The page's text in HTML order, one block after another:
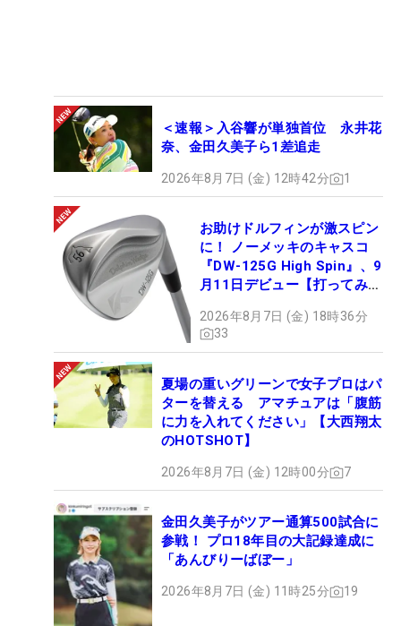
＜速報＞入谷響が単独首位 永井花
奈、金田久美子ら1差追走
2026年8月7日 (金) 12時42分 1
お助けドルフィンが激スピン
に！ ノーメッキのキャスコ
『DW-125G High Spin』、9
月11日デビュー【打ってみ
2026年8月7日 (金) 18時36分
33
夏場の重いグリーンで女子プロはパ
ターを替える アマチュアは「腹筋
に力を入れてください」【大西翔太
のHOTSHOT】
2026年8月7日 (金) 12時00分 7
金田久美子がツアー通算500試合に
参戦！ プロ18年目の大記録達成に
「あんびりーばぼー」
2026年8月7日 (金) 11時25分 19